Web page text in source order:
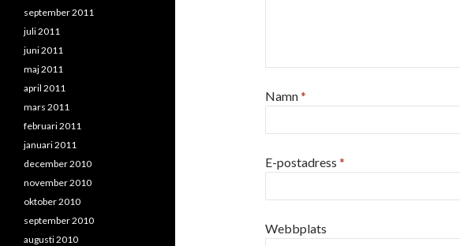
Namn*
E-postadress *
Webbplats
september 2011
juli 2011
juni 2011
maj 2011
april 2011
mars 2011
februari 2011
januari 2011
december 2010
november 2010
oktober 2010
september 2010
augusti 2010